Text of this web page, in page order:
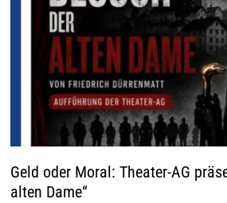
Geld oder Moral: Theater-AG
alten Dame“